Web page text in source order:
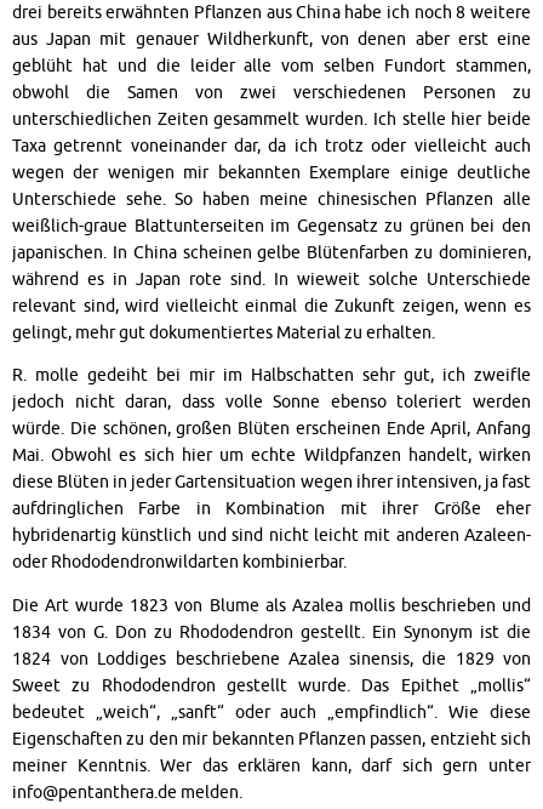
drei bereits erwähnten Pflanzen aus China habe ich noch 8 weitere
aus Japan mit genauer Wildherkunft, von denen aber erst eine
geblüht hat und die leider alle vom selben Fundort stammen,
obwohl die Samen von zwei verschiedenen Personen zu
unterschiedlichen Zeiten gesammelt wurden. Ich stelle hier beide
Taxa getrennt voneinander dar, da ich trotz oder vielleicht auch
wegen der wenigen mir bekannten Exemplare einige deutliche
Unterschiede sehe. So haben meine chinesischen Pflanzen alle
weißlich-graue Blattunterseiten im Gegensatz zu grünen bei den
japanischen. In China scheinen gelbe Blütenfarben zu dominieren,
während es in Japan rote sind. In wieweit solche Unterschiede
relevant sind, wird vielleicht einmal die Zukunft zeigen, wenn es
gelingt, mehr gut dokumentiertes Material zu erhalten.
R. molle gedeiht bei mir im Halbschatten sehr gut, ich zweifle
jedoch nicht daran, dass volle Sonne ebenso toleriert werden
würde. Die schönen, großen Blüten erscheinen Ende April, Anfang
Mai. Obwohl es sich hier um echte Wildpfanzen handelt, wirken
diese Blüten in jeder Gartensituation wegen ihrer intensiven, ja fast
aufdringlichen Farbe in Kombination mit ihrer Größe eher
hybridenartig künstlich und sind nicht leicht mit anderen Azaleen-
oder Rhododendronwildarten kombinierbar.
Die Art wurde 1823 von Blume als Azalea mollis beschrieben und
1834 von G. Don zu Rhododendron gestellt. Ein Synonym ist die
1824 von Loddiges beschriebene Azalea sinensis, die 1829 von
Sweet zu Rhododendron gestellt wurde. Das Epithet „mollis“
bedeutet „weich“, „sanft“ oder auch „empfindlich“. Wie diese
Eigenschaften zu den mir bekannten Pflanzen passen, entzieht sich
meiner Kenntnis. Wer das erklären kann, darf sich gern unter
info@pentanthera.de melden.